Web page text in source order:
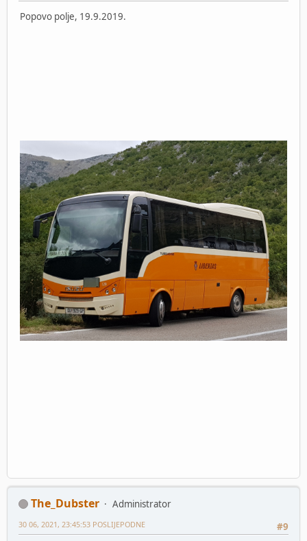
Popovo polje, 19.9.2019.
The_Dubster
Administrator
#9
30 06, 2021, 23:45:53 POSLIJEPODNE